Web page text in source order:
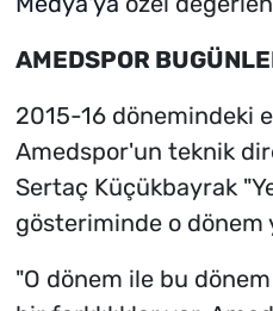
AMEDSPOR
2015-16 dönemindeki
Amedspor'un teknik
Sertaç Küçükbayrak
gösteriminde o dönem
"O dönem ile bu